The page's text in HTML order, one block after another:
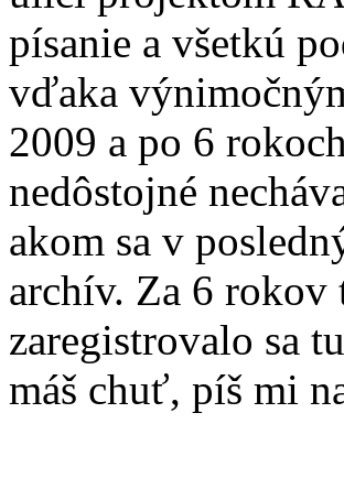
písanie a všetkú
vďaka
2009 a po 6
nedôstojné
akom sa v
archív. Za 6
zaregistrovalo sa
máš chuť, píš mi